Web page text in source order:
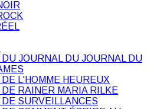
JOURNAL DU JOURNAL DU
L'HOMME HEUREUX
RAINER MARIA RILKE
SURVEILLANCES